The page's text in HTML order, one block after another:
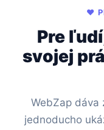
❤️
Pre
svojej
WebZap dáva
jednoducho